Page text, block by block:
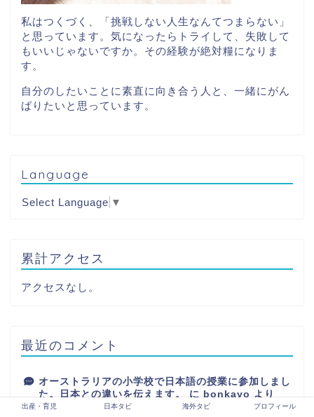
私はつくづく、「挑戦しない人生なんてつまらない」
と思っています。気になったらトライして、失敗して
もいいじゃないですか。その経験が絶対糧になりま
す。
自分のしたいことに素直に向き合う人と、一緒にがん
ばりたいと思っています。
Language
Select Language ▼
累計アクセス
アクセスなし。
最近のコメント
オーストラリアの小学校で日本語の授業に参加しまし
た。日本との違いを伝えます。
に bonkayo より
出産・育児 日本タビ 海外タビ プロフィール